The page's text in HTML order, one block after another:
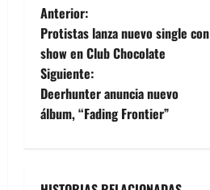
N
a
v
e
Anterior:
Protistas lanza nuevo single con
show en Club Chocolate
Siguiente:
Deerhunter anuncia nuevo
álbum, “Fading Frontier”